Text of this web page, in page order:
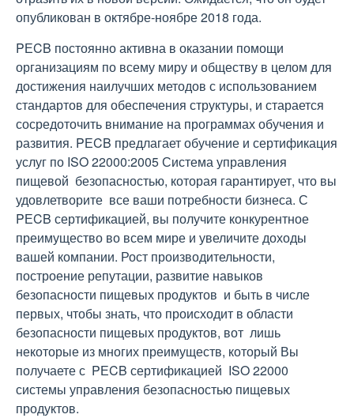
опубликован в октябре-ноябре 2018 года.
PЕCB постоянно активна в оказании помощи
организациям по всему миру и обществу в целом для
достижения наилучших методов с использованием
стандартов для обеспечения структуры, и старается
сосредоточить внимание на программах обучения и
развития. PЕCB предлагает обучение и сертификация
услуг по ISO 22000:2005 Система управления
пищевой безопасностью, которая гарантирует, что вы
удовлетворите все ваши потребности бизнеса. С
PЕCB сертификацией, вы получите конкурентное
преимущество во всем мире и увеличите доходы
вашей компании. Рост производительности,
построение репутации, развитие навыков
безопасности пищевых продуктов и быть в числе
первых, чтобы знать, что происходит в области
безопасности пищевых продуктов, вот лишь
некоторые из многих преимуществ, который Вы
получаете с PЕCB сертификацией ISO 22000
системы управления безопасностью пищевых
продуктов.